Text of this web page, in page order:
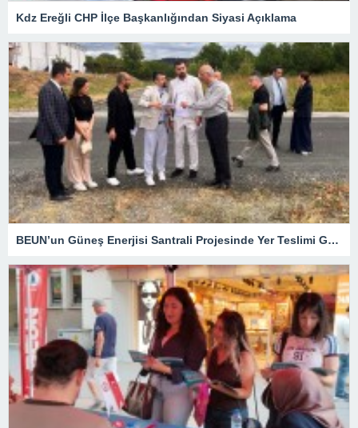
Kdz Ereğli CHP İlçe Başkanlığından Siyasi Açıklama
BEUN’un Güneş Enerjisi Santrali Projesinde Yer Teslimi Gerçekleştirildi